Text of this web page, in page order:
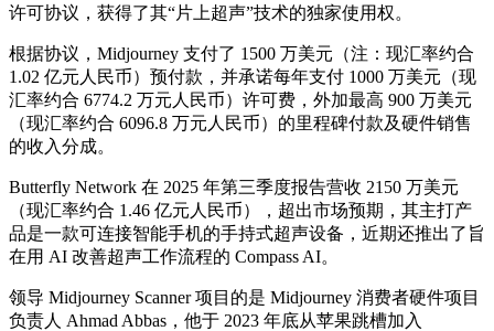
许可协议，获得了其“片上超声”技术的独家使用权。
根据协议，Midjourney 支付了 1500 万美元（注：现汇率约合
1.02 亿元人民币）预付款，并承诺每年支付 1000 万美元（现
汇率约合 6774.2 万元人民币）许可费，外加最高 900 万美元
（现汇率约合 6096.8 万元人民币）的里程碑付款及硬件销售
的收入分成。
Butterfly Network 在 2025 年第三季度报告营收 2150 万美元
（现汇率约合 1.46 亿元人民币），超出市场预期，其主打产
品是一款可连接智能手机的手持式超声设备，近期还推出了旨
在用 AI 改善超声工作流程的 Compass AI。
领导 Midjourney Scanner 项目的是 Midjourney 消费者硬件项目
负责人 Ahmad Abbas，他于 2023 年底从苹果跳槽加入